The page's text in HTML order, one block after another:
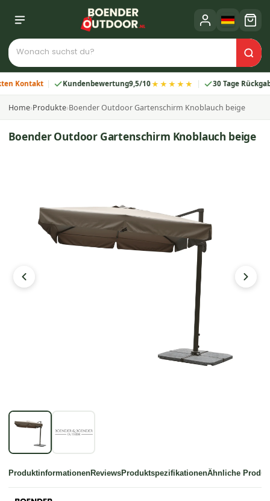
Kundenbewertung9,5/10★★★★★ 30 Tage Rückgabe
Home›Produkte›Boender Outdoor Gartenschirm Knoblauch beige
Boender Outdoor Gartenschirm Knoblauch beige
ProduktinformationenReviewsProduktspezifikationenÄhnliche